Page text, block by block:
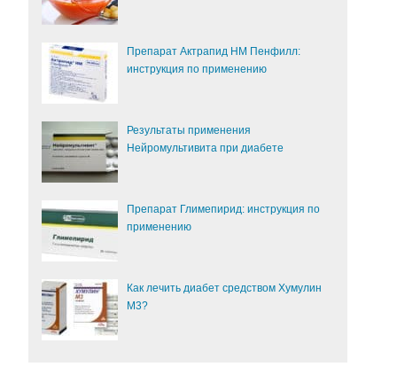
Препарат Актрапид НМ Пенфилл:
инструкция по применению
Результаты применения
Нейромультивита при диабете
Препарат Глимепирид: инструкция по
применению
Как лечить диабет средством Хумулин
М3?